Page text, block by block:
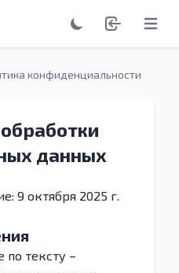
конфиденциальности
данных
9 октября 2025 г.
по тексту –